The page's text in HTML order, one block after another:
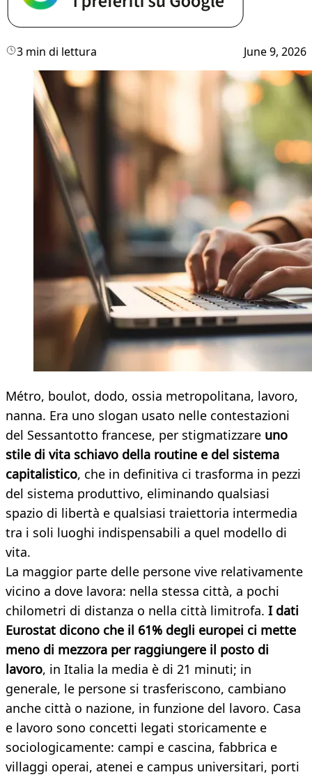
3 min di lettura June 9, 2026
Métro, boulot, dodo, ossia metropolitana, lavoro,
nanna. Era uno slogan usato nelle contestazioni
del Sessantotto francese, per stigmatizzare uno
stile di vita schiavo della routine e del sistema
capitalistico, che in definitiva ci trasforma in pezzi
del sistema produttivo, eliminando qualsiasi
spazio di libertà e qualsiasi traiettoria intermedia
tra i soli luoghi indispensabili a quel modello di
vita.
La maggior parte delle persone vive relativamente
vicino a dove lavora: nella stessa città, a pochi
chilometri di distanza o nella città limitrofa. I dati
Eurostat dicono che il 61% degli europei ci mette
meno di mezzora per raggiungere il posto di
lavoro, in Italia la media è di 21 minuti; in
generale, le persone si trasferiscono, cambiano
anche città o nazione, in funzione del lavoro. Casa
e lavoro sono concetti legati storicamente e
sociologicamente: campi e cascina, fabbrica e
villaggi operai, atenei e campus universitari, porti